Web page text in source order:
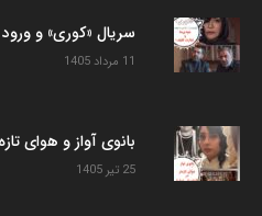
سریال «کوری» و
11 مرداد 1405
بانوی آواز و هوای
25 تیر 1405